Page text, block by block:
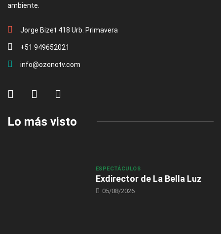
ambiente.
Jorge Bizet 418 Urb. Primavera
+51 949652021
info@ozonotv.com
Lo más visto
ESPECTÁCULOS
Exdirector de La Bella Luz
05/08/2026